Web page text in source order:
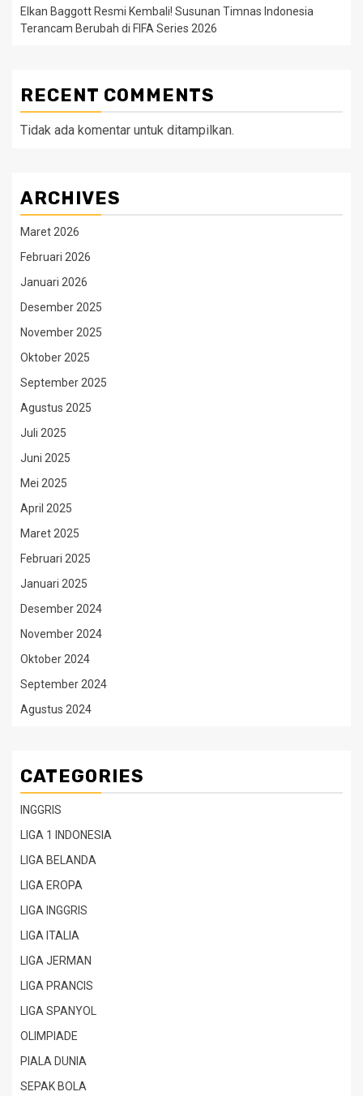
Elkan Baggott Resmi Kembali! Susunan Timnas Indonesia
Terancam Berubah di FIFA Series 2026
RECENT COMMENTS
Tidak ada komentar untuk ditampilkan.
ARCHIVES
Maret 2026
Februari 2026
Januari 2026
Desember 2025
November 2025
Oktober 2025
September 2025
Agustus 2025
Juli 2025
Juni 2025
Mei 2025
April 2025
Maret 2025
Februari 2025
Januari 2025
Desember 2024
November 2024
Oktober 2024
September 2024
Agustus 2024
CATEGORIES
INGGRIS
LIGA 1 INDONESIA
LIGA BELANDA
LIGA EROPA
LIGA INGGRIS
LIGA ITALIA
LIGA JERMAN
LIGA PRANCIS
LIGA SPANYOL
OLIMPIADE
PIALA DUNIA
SEPAK BOLA